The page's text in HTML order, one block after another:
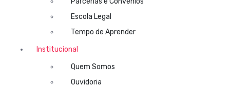
Escola Legal
Tempo de Aprender
Institucional
Quem Somos
Ouvidoria